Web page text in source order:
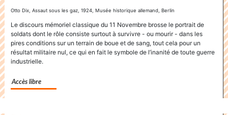
Karnawal
Otto Dix, Assaut sous les gaz, 1924, Musée historique allemand, Berlin
Le discours mémoriel classique du 11 Novembre brosse le portrait de
soldats dont le rôle consiste surtout à survivre - ou mourir - dans les
pires conditions sur un terrain de boue et de sang, tout cela pour un
résultat militaire nul, ce qui en fait le symbole de l’inanité de toute guerre
industrielle.
Accès libre